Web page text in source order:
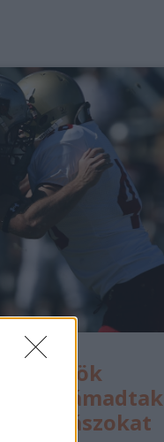
partiőrök
támadtak
halászokat